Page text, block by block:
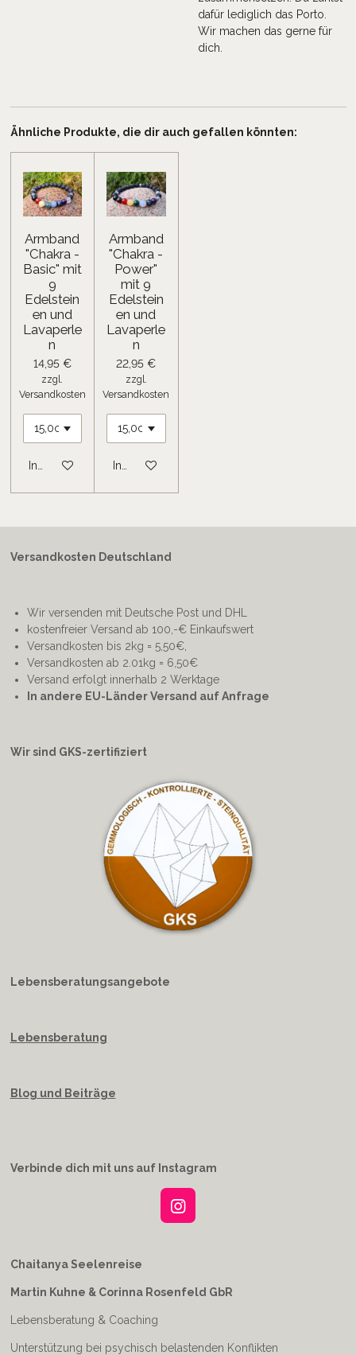
dafür lediglich das Porto.
Wir machen das gerne für
dich.
Ähnliche Produkte, die dir auch gefallen könnten:
Armband
"Chakra -
Basic" mit
9
Edelstein
en und
Lavaperle
n
14,95 €
zzgl.
Versandkosten
In den Warenkorb
Armband
"Chakra -
Power"
mit 9
Edelstein
en und
Lavaperle
n
22,95 €
zzgl.
Versandkosten
In den Warenkorb
Versandkosten Deutschland
Wir versenden mit Deutsche Post und DHL
kostenfreier Versand ab 100,-€ Einkaufswert
Versandkosten bis 2kg = 5,50€,
Versandkosten ab 2.01kg = 6,50€
Versand erfolgt innerhalb 2 Werktage
In andere EU-Länder Versand auf Anfrage
Wir sind GKS-zertifiziert
Lebensberatungsangebote
Lebensberatung
Blog und Beiträge
Verbinde dich mit uns auf Instagram
I
g
m
Chaitanya Seelenreise
Martin Kuhne & Corinna Rosenfeld GbR
Lebensberatung & Coaching
Unterstützung bei psychisch belastenden Konflikten